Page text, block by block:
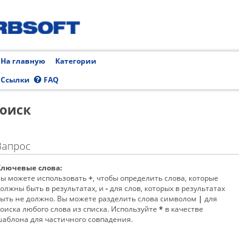
На главную
Категории
Ссылки
FAQ
слова:
можете использовать+, чтобы определить слова, которые
быть в результатах, и -для слов, которых в результатах
не должно. Вы можете разделить слова символом | для
любого слова из списка. Используйте * в качестве
для частичного совпадения.